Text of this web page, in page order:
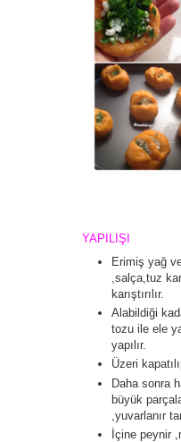
YAPILIŞI
Erimiş yağ
,salça,tuz
karıştırılır.
Alabildiği
tozu ile ele
yapılır.
Üzeri
Daha sonra
büyük
,yuvarlanır
İçine peynir